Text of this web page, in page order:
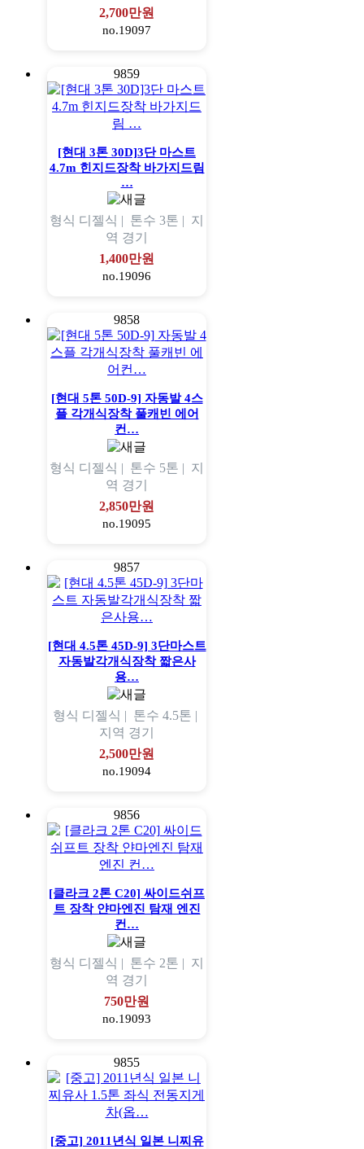
2,700만원
no.19097
9859
[현대 3톤 30D]3단 마스트
4.7m 힌지드장착 바가지드림
…
형식 디젤식 | 톤수 3톤 | 지
역 경기
1,400만원
no.19096
9858
[현대 5톤 50D-9] 자동발 4스
플 각개식장착 풀캐빈 에어
컨…
형식 디젤식 | 톤수 5톤 | 지
역 경기
2,850만원
no.19095
9857
[현대 4.5톤 45D-9] 3단마스트
자동발각개식장착 짧은사
용…
형식 디젤식 | 톤수 4.5톤 |
지역 경기
2,500만원
no.19094
9856
[클라크 2톤 C20] 싸이드쉬프
트 장착 얀마엔진 탐재 엔진
컨…
형식 디젤식 | 톤수 2톤 | 지
역 경기
750만원
no.19093
9855
[중고] 2011년식 일본 니찌유